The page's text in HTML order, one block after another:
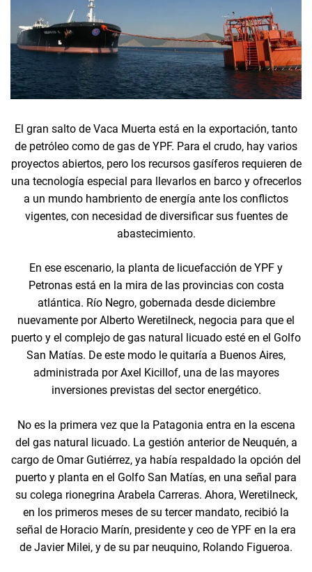
El gran salto de Vaca Muerta está en la exportación, tanto
de petróleo como de gas de YPF. Para el crudo, hay varios
proyectos abiertos, pero los recursos gasíferos requieren de
una tecnología especial para llevarlos en barco y ofrecerlos
a un mundo hambriento de energía ante los conflictos
vigentes, con necesidad de diversificar sus fuentes de
abastecimiento.
En ese escenario, la planta de licuefacción de YPF y
Petronas está en la mira de las provincias con costa
atlántica. Río Negro, gobernada desde diciembre
nuevamente por Alberto Weretilneck, negocia para que el
puerto y el complejo de gas natural licuado esté en el Golfo
San Matías. De este modo le quitaría a Buenos Aires,
administrada por Axel Kicillof, una de las mayores
inversiones previstas del sector energético.
No es la primera vez que la Patagonia entra en la escena
del gas natural licuado. La gestión anterior de Neuquén, a
cargo de Omar Gutiérrez, ya había respaldado la opción del
puerto y planta en el Golfo San Matías, en una señal para
su colega rionegrina Arabela Carreras. Ahora, Weretilneck,
en los primeros meses de su tercer mandato, recibió la
señal de Horacio Marín, presidente y ceo de YPF en la era
de Javier Milei, y de su par neuquino, Rolando Figueroa.